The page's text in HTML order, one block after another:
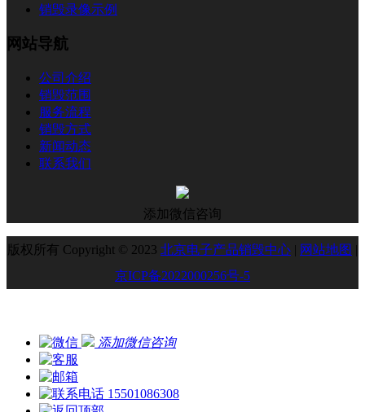
销毁录像示例
网站导航
公司介绍
销毁范围
服务流程
销毁方式
新闻动态
联系我们
添加微信咨询
版权所有 Copyright © 2023 北京电子产品销毁中心 | 网站地图 |
京ICP备2022000256号-5
添加微信咨询
15501086308